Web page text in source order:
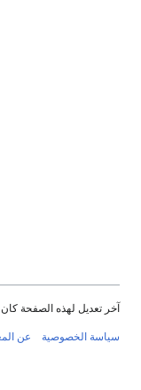
آخر تعديل لهذه الصفحة كان في 14:31, 27
سياسة الخصوصية عن